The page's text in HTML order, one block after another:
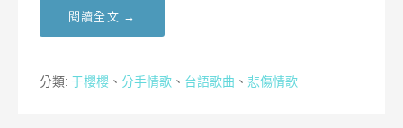
閱讀全文 →
分類: 于櫻櫻 、 分手情歌 、 台語歌曲 、 悲傷情歌